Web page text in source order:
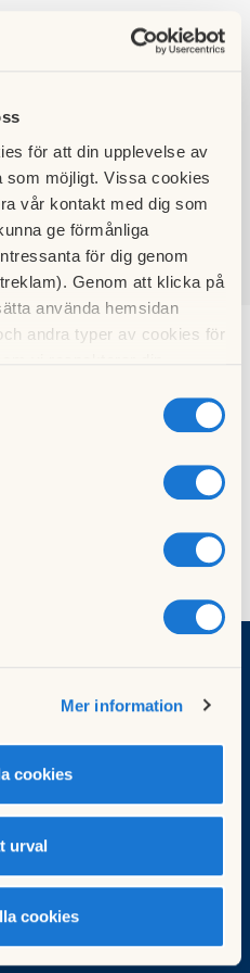
för att din upplevelse av
möjligt. Vissa cookies
vår kontakt med dig som
ge förmånliga
för dig genom
Genom att klicka på
använda hemsidan
andra typer av cookies för
ett urval.
Mer information
cookies
urval
cookies
BRF
SÖK LOGGA IN